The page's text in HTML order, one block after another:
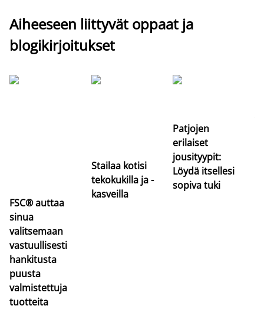
Aiheeseen liittyvät oppaat ja
blogikirjoitukset
FSC® auttaa
sinua
valitsemaan
vastuullisesti
hankitusta
puusta
valmistettuja
tuotteita
Stailaa kotisi
tekokukilla ja -
kasveilla
Patjojen
erilaiset
jousityypit:
Löydä itsellesi
sopiva tuki